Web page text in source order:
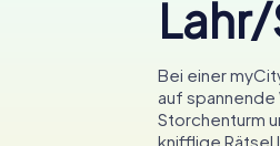
Bei einer
auf
Storchenturm
knifflige